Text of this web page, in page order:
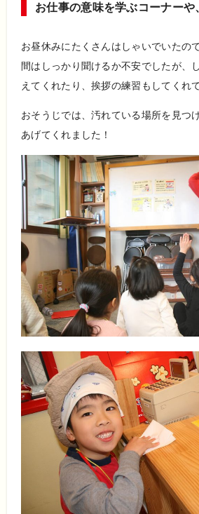
お仕事の意味を学ぶコーナーや
お昼休みにたくさんはしゃいでいたの
間はしっかり聞けるか不安でしたが、
えてくれたり、挨拶の練習もしてくれ
おそうじでは、汚れている場所を見つ
あげてくれました！